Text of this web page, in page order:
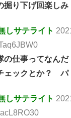
掘り下げ回楽しみ
しサテライト
の仕事ってなんだ
ェックとか？ パ
しサテライト